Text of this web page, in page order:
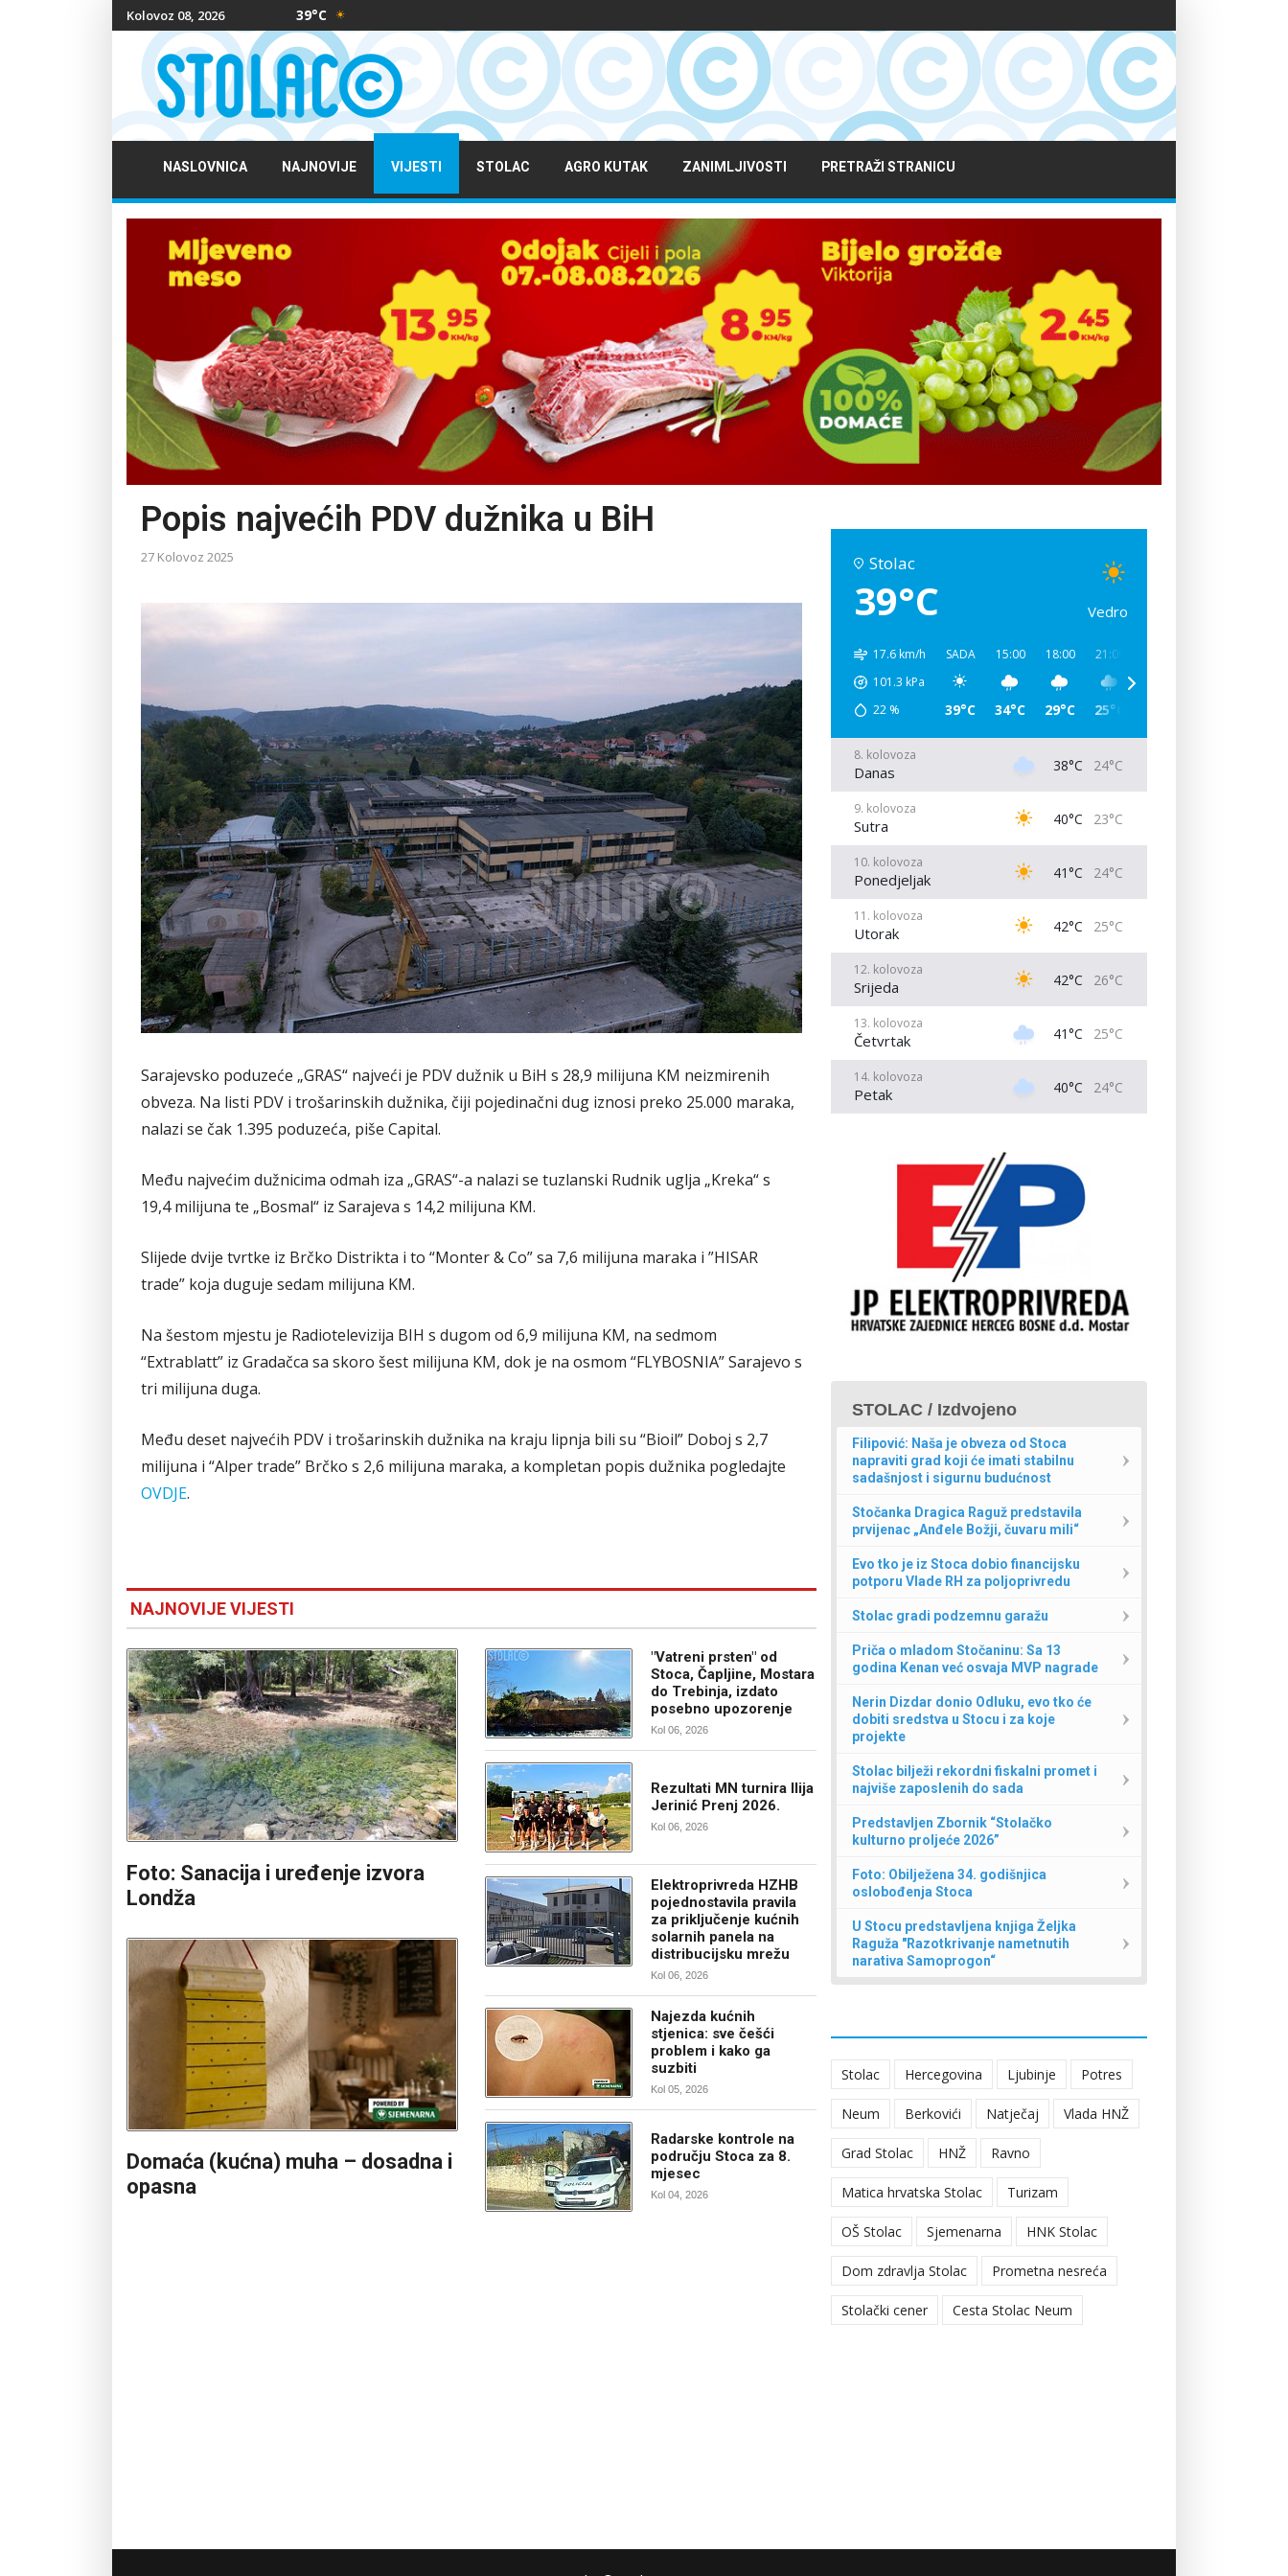
Kolovoz 08, 2026 39°C
NASLOVNICA NAJNOVIJE VIJESTI STOLAC AGRO KUTAK ZANIMLJIVOSTI PRETRAŽI STRANICU
Popis najvećih PDV dužnika u BiH
27 Kolovoz 2025
Sarajevsko poduzeće „GRAS“ najveći je PDV dužnik u BiH s 28,9 milijuna KM neizmirenih
obveza. Na listi PDV i trošarinskih dužnika, čiji pojedinačni dug iznosi preko 25.000 maraka,
nalazi se čak 1.395 poduzeća, piše Capital.
Među najvećim dužnicima odmah iza „GRAS“-a nalazi se tuzlanski Rudnik uglja „Kreka“ s
19,4 milijuna te „Bosmal“ iz Sarajeva s 14,2 milijuna KM.
Slijede dvije tvrtke iz Brčko Distrikta i to “Monter & Co” sa 7,6 milijuna maraka i ”HISAR
trade” koja duguje sedam milijuna KM.
Na šestom mjestu je Radiotelevizija BIH s dugom od 6,9 milijuna KM, na sedmom
“Extrablatt” iz Gradačca sa skoro šest milijuna KM, dok je na osmom “FLYBOSNIA” Sarajevo s
tri milijuna duga.
Među deset najvećih PDV i trošarinskih dužnika na kraju lipnja bili su “Bioil” Doboj s 2,7
milijuna i “Alper trade” Brčko s 2,6 milijuna maraka, a kompletan popis dužnika pogledajte
OVDJE.
NAJNOVIJE VIJESTI
Foto: Sanacija i uređenje izvora
Londža
Domaća (kućna) muha – dosadna i
opasna
"Vatreni prsten" od
Stoca, Čapljine, Mostara
do Trebinja, izdato
posebno upozorenje
Kol 06, 2026
Rezultati MN turnira Ilija
Jerinić Prenj 2026.
Kol 06, 2026
Elektroprivreda HZHB
pojednostavila pravila
za priključenje kućnih
solarnih panela na
distribucijsku mrežu
Kol 06, 2026
Najezda kućnih
stjenica: sve češći
problem i kako ga
suzbiti
Kol 05, 2026
Radarske kontrole na
području Stoca za 8.
mjesec
Kol 04, 2026
Stolac
39°C Vedro
17.6 km/h
101.3 kPa
22 %
SADA
39°C
15:00
34°C
18:00
29°C
21:00
25°C
8. kolovoza
Danas 38°C 24°C
9. kolovoza
Sutra 40°C 23°C
10. kolovoza
Ponedjeljak 41°C 24°C
11. kolovoza
Utorak 42°C 25°C
12. kolovoza
Srijeda 42°C 26°C
13. kolovoza
Četvrtak 41°C 25°C
14. kolovoza
Petak 40°C 24°C
STOLAC / Izdvojeno
Filipović: Naša je obveza od Stoca
napraviti grad koji će imati stabilnu
sadašnjost i sigurnu budućnost
Stočanka Dragica Raguž predstavila
prvijenac „Anđele Božji, čuvaru mili“
Evo tko je iz Stoca dobio financijsku
potporu Vlade RH za poljoprivredu
Stolac gradi podzemnu garažu
Priča o mladom Stočaninu: Sa 13
godina Kenan već osvaja MVP nagrade
Nerin Dizdar donio Odluku, evo tko će
dobiti sredstva u Stocu i za koje
projekte
Stolac bilježi rekordni fiskalni promet i
najviše zaposlenih do sada
Predstavljen Zbornik “Stolačko
kulturno proljeće 2026”
Foto: Obilježena 34. godišnjica
oslobođenja Stoca
U Stocu predstavljena knjiga Željka
Raguža "Razotkrivanje nametnutih
narativa Samoprogon“
Stolac Hercegovina Ljubinje Potres
Neum Berkovići Natječaj Vlada HNŽ
Grad Stolac HNŽ Ravno
Matica hrvatska Stolac Turizam
OŠ Stolac Sjemenarna HNK Stolac
Dom zdravlja Stolac Prometna nesreća
Stolački cener Cesta Stolac Neum